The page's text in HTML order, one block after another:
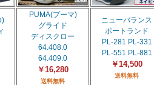
PUMA(プーマ)
グライド
ディスクロー
64.408.0
64.409.0
￥16,280
送料無料
ニューバランス
ポートランド
PL-281 PL-331
PL-551 PL-881
￥14,500
送料無料